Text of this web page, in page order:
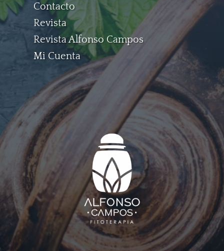
Contacto
Revista
Revista Alfonso Campos
Mi Cuenta